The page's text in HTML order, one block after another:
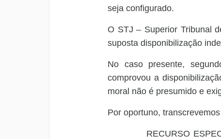
seja configurado.
O STJ – Superior Tribunal
suposta disponibilização
No caso presente,
comprovou a
moral não é presumido e
Por oportuno,
RECURSO